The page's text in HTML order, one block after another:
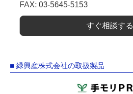
FAX: 03-5645-5153
すぐ相談する
■ 緑興産株式会社の取扱製品